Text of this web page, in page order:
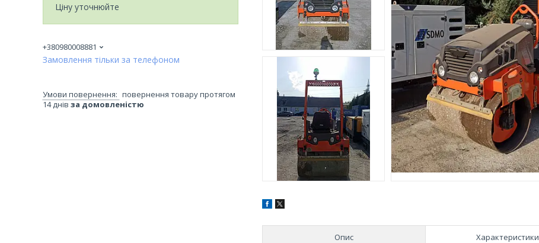
Опис Характеристики
Ціну уточнюйте
+380980008881
Замовлення тільки за телефоном
повернення товару протягом
14 днів за домовленістю